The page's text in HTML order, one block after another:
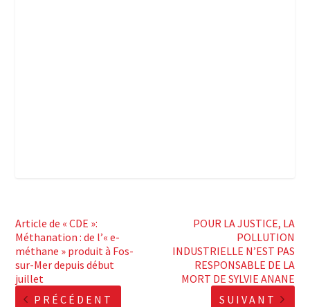
Article de « CDE »:
Méthanation : de l’« e-
méthane » produit à Fos-
sur-Mer depuis début
juillet
PRÉCÉDENT
POUR LA JUSTICE, LA
POLLUTION
INDUSTRIELLE N’EST PAS
RESPONSABLE DE LA
MORT DE SYLVIE ANANE
SUIVANT